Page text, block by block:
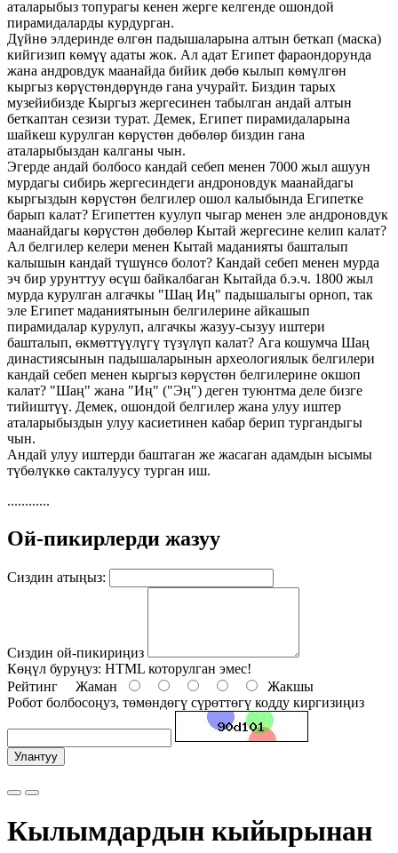
аталарыбыз топурагы кенен жерге келгенде ошондой
пирамидаларды курдурган.
Дүйнө элдеринде өлгөн падышаларына алтын беткап (маска)
кийгизип көмүү адаты жок. Ал адат Египет фараондорунда
жана андровдук маанайда бийик дөбө кылып көмүлгөн
кыргыз көрүстөндөрүндө гана учурайт. Биздин тарых
музейибизде Кыргыз жергесинен табылган андай алтын
беткаптан сезизи турат. Демек, Египет пирамидаларына
шайкеш курулган көрүстөн дөбөлөр биздин гана
аталарыбыздан калганы чын.
Эгерде андай болбосо кандай себеп менен 7000 жыл ашуун
мурдагы сибирь жергесиндеги андроновдук маанайдагы
кыргыздын көрүстөн белгилер ошол калыбында Египетке
барып калат? Египеттен куулуп чыгар менен эле андроновдук
маанайдагы көрүстөн дөбөлөр Кытай жергесине келип калат?
Ал белгилер келери менен Кытай маданияты башталып
калышын кандай түшүнсө болот? Кандай себеп менен мурда
эч бир урунттуу өсүш байкалбаган Кытайда б.э.ч. 1800 жыл
мурда курулган алгачкы "Шаң Иң" падышалыгы орноп, так
эле Египет маданиятынын белгилерине айкашып
пирамидалар курулуп, алгачкы жазуу-сызуу иштери
башталып, өкмөттүүлүгү түзүлүп калат? Ага кошумча Шаң
династиясынын падышаларынын археологиялык белгилери
кандай себеп менен кыргыз көрүстөн белгилерине окшоп
калат? "Шаң" жана "Иң" ("Эң") деген туюнтма деле бизге
тийиштүү. Демек, ошондой белгилер жана улуу иштер
аталарыбыздын улуу касиетинен кабар берип тургандыгы
чын.
Андай улуу иштерди баштаган же жасаган адамдын ысымы
түбөлүккө сакталуусу турган иш.
............
Ой-пикирлерди жазуу
Сиздин атыңыз:
Сиздин ой-пикириңиз
Көңүл буруңуз: HTML которулган эмес!
Рейтинг Жаман
Жакшы
Робот болбосоңуз, төмөндөгү сүрөттөгү кодду киргизиңиз
Улантуу
Кылымдардын кыйырынан